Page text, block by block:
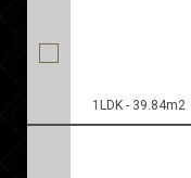
1LDK - 39.84m2